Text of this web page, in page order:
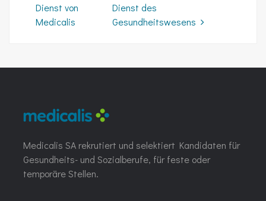
Dienst von
Medicalis
Dienst des
Gesundheitswesens
Medicalis SA rekrutiert und selektiert Kandidaten für
Gesundheits- und Sozialberufe, für feste oder
temporäre Stellen.